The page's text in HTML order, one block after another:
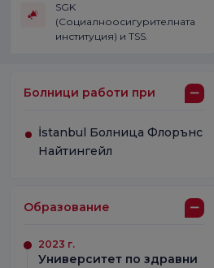
SGK
(Социалноосигурителната
институция) и TSS.
Болници работи при
İstanbul Болница Флорънс
Найтингейл
Образование
2023 г.
Университет по здравни